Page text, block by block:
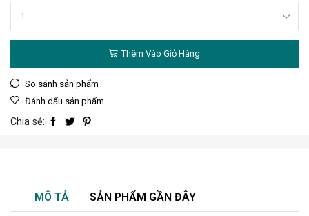
Thêm Vào Giỏ Hàng
So sánh sản phẩm
Đánh dấu sản phẩm
Chia sẻ:
MÔ TẢ SẢN PHẨM GẦN ĐÂY